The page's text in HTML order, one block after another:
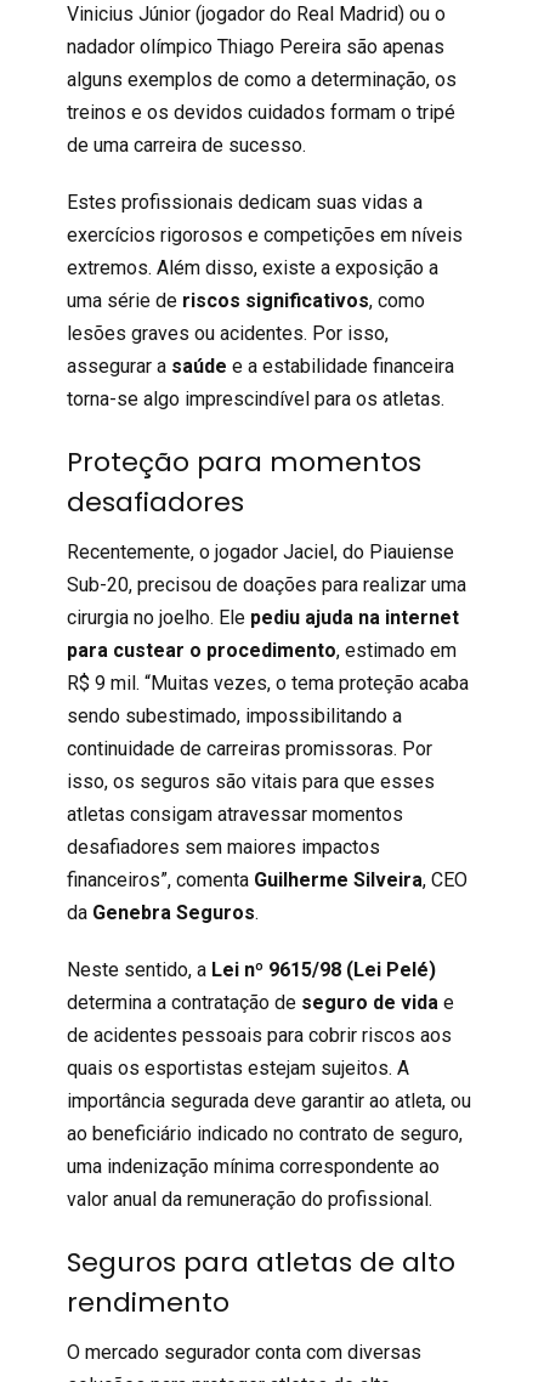
Vinicius Júnior (jogador do Real Madrid) ou o
nadador olímpico Thiago Pereira são apenas
alguns exemplos de como a determinação, os
treinos e os devidos cuidados formam o tripé
de uma carreira de sucesso.
Estes profissionais dedicam suas vidas a
exercícios rigorosos e competições em níveis
extremos. Além disso, existe a exposição a
uma série de riscos significativos, como
lesões graves ou acidentes. Por isso,
assegurar a saúde e a estabilidade financeira
torna-se algo imprescindível para os atletas.
Proteção para momentos
desafiadores
Recentemente, o jogador Jaciel, do Piauiense
Sub-20, precisou de doações para realizar uma
cirurgia no joelho. Ele pediu ajuda na internet
para custear o procedimento, estimado em
R$ 9 mil. “Muitas vezes, o tema proteção acaba
sendo subestimado, impossibilitando a
continuidade de carreiras promissoras. Por
isso, os seguros são vitais para que esses
atletas consigam atravessar momentos
desafiadores sem maiores impactos
financeiros”, comenta Guilherme Silveira, CEO
da Genebra Seguros.
Neste sentido, a Lei nº 9615/98 (Lei Pelé)
determina a contratação de seguro de vida e
de acidentes pessoais para cobrir riscos aos
quais os esportistas estejam sujeitos. A
importância segurada deve garantir ao atleta, ou
ao beneficiário indicado no contrato de seguro,
uma indenização mínima correspondente ao
valor anual da remuneração do profissional.
Seguros para atletas de alto
rendimento
O mercado segurador conta com diversas